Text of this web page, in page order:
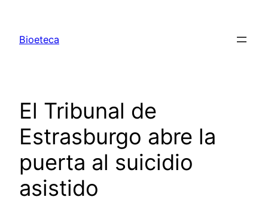
contenido
Bioeteca
El Tribunal de
Estrasburgo abre la
puerta al suicidio
asistido